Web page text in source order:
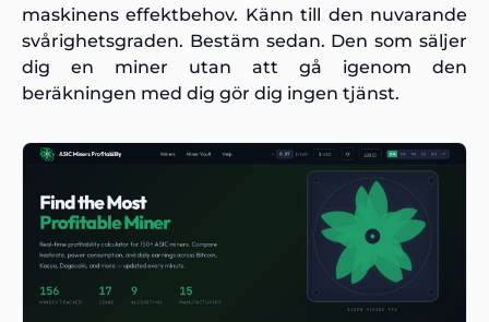
maskinens effektbehov. Känn till den nuvarande
svårighetsgraden. Bestäm sedan. Den som säljer
dig en miner utan att gå igenom den
beräkningen med dig gör dig ingen tjänst.